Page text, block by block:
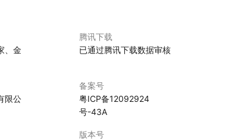
、金
腾讯下载
已通过腾讯下载数据审核
限公
备案号
粤ICP备12092924
号-43A
版本号